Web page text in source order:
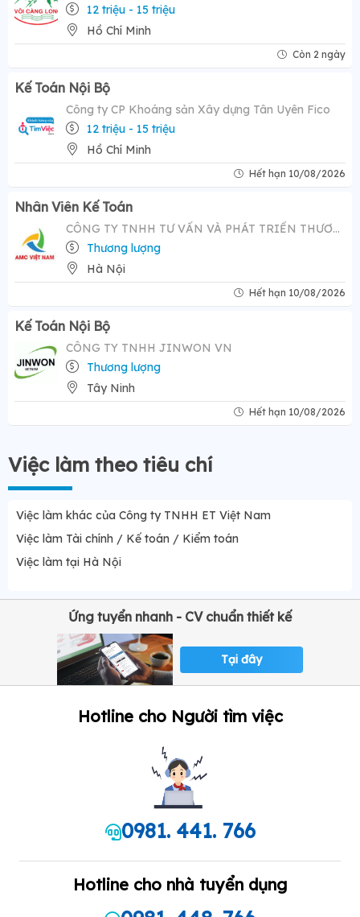
12 triệu - 15 triệu
Hồ Chí Minh
Còn 2 ngày
Kế Toán Nội Bộ
Công ty CP Khoáng sản Xây dựng Tân Uyên Fico
12 triệu - 15 triệu
Hồ Chí Minh
Hết hạn 10/08/2026
Nhân Viên Kế Toán
CÔNG TY TNHH TƯ VẤN VÀ PHÁT TRIỂN THƯƠNG HIỆU AMC VIỆT NAM
Thương lượng
Hà Nội
Hết hạn 10/08/2026
Kế Toán Nội Bộ
CÔNG TY TNHH JINWON VN
Thương lượng
Tây Ninh
Hết hạn 10/08/2026
Việc làm theo tiêu chí
Việc làm khác của Công ty TNHH ET Việt Nam
Việc làm Tài chính / Kế toán / Kiểm toán
Việc làm tại Hà Nội
Ứng tuyển nhanh - CV chuẩn thiết kế
Tại đây
Hotline cho Người tìm việc
0981. 441. 766
Hotline cho nhà tuyển dụng